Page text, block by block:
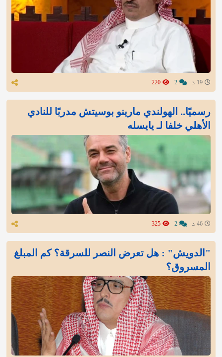
رسميًا.. الهولندي مارينو بوسيتش مدربًا للنادي
الأهلي خلفا لـ يايسله
"الدويش" : هل تعرض النصر للسرقة؟ كم المبلغ
المسروق؟